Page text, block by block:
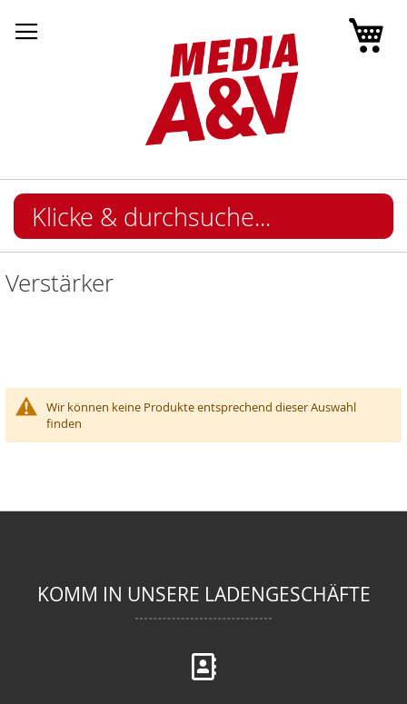
Verstärker
Wir können keine Produkte entsprechend dieser Auswahl
finden
KOMM IN UNSERE LADENGESCHÄFTE